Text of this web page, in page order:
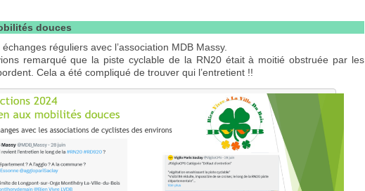
douces
réguliers avec l’association MDB Massy.
remarqué que la piste cyclable de la RN20 était à moitié obstruée par les
Cela a été compliqué de trouver qui l’entretient !!